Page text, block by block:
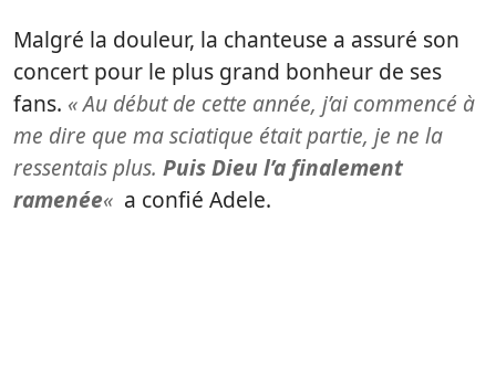
Malgré la douleur, la chanteuse a assuré son
concert pour le plus grand bonheur de ses
fans. « Au début de cette année, j’ai commencé à
me dire que ma sciatique était partie, je ne la
ressentais plus. Puis Dieu l’a finalement
ramenée« a confié Adele.